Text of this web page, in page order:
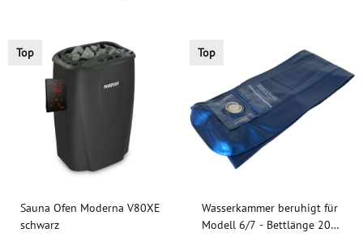
Top
Sauna Ofen Moderna V80XE
schwarz
Top
Wasserkammer beruhigt für
Modell 6/7 - Bettlänge 200